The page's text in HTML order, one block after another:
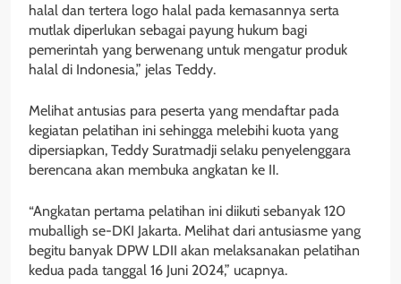
halal dan tertera logo halal pada kemasannya serta
mutlak diperlukan sebagai payung hukum bagi
pemerintah yang berwenang untuk mengatur produk
halal di Indonesia,” jelas Teddy.
Melihat antusias para peserta yang mendaftar pada
kegiatan pelatihan ini sehingga melebihi kuota yang
dipersiapkan, Teddy Suratmadji selaku penyelenggara
berencana akan membuka angkatan ke II.
“Angkatan pertama pelatihan ini diikuti sebanyak 120
muballigh se-DKI Jakarta. Melihat dari antusiasme yang
begitu banyak DPW LDII akan melaksanakan pelatihan
kedua pada tanggal 16 Juni 2024,” ucapnya.